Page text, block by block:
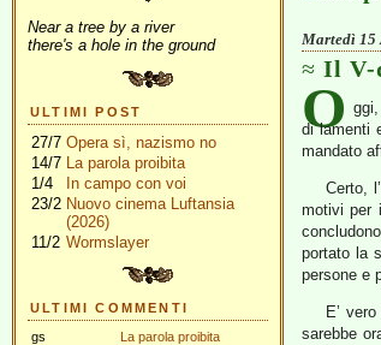
Near a tree by a river
there's a hole in the ground
ULTIMI POST
27/7 Opera sì, nazismo no
14/7 La parola proibita
1/4
In campo con voi
23/2 Nuovo cinema Luftansia
(2026)
11/2 Wormslayer
ULTIMI COMMENTI
gs
La parola proibita
Martedì 15
Il V-
O
di lamenti
mandato
Certo,
motivi per
portato la
persone e
E’
sarebbe